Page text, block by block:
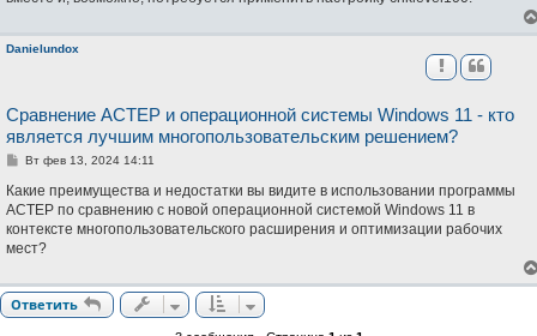
Danielundox
Сравнение АСТЕР и операционной системы Windows 11 - кто
является лучшим многопользовательским решением?
С
о
б
щ
е
н
Вт фев 13, 2024 14:11
Какие преимущества и недостатки вы видите в использовании программы
АСТЕР по сравнению с новой операционной системой Windows 11 в
контексте многопользовательского расширения и оптимизации рабочих
мест?
Ответить